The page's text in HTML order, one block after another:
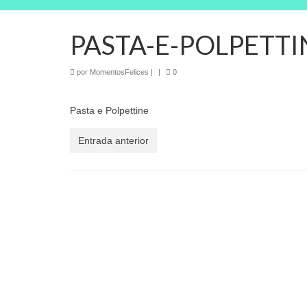
PASTA-E-
por MomentosFelices | | 0
Pasta e Polpettine
Entrada anterior